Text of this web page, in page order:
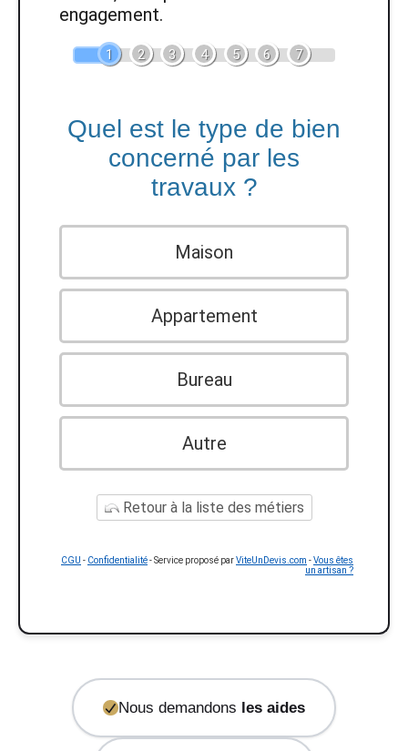
engagement.
1 2 3 4 5 6 7
Quel est le type de bien
concerné par les
travaux ?
Maison
Appartement
Bureau
Autre
Retour à la liste des métiers
CGU - Confidentialité- Service proposé parViteUnDevis.com -Vous êtes
un artisan ?
Nous demandons les aides